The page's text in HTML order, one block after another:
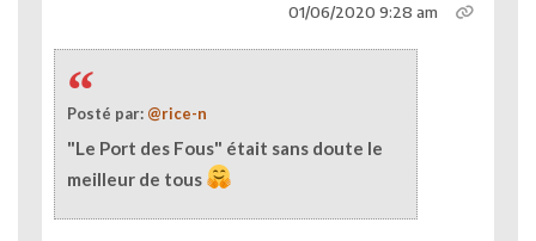
01/06/2020 9:28 am
Posté par: @rice-n
"Le Port des Fous" était sans doute le
meilleur de tous